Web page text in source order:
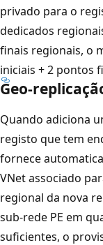
privado para o
dedicados
finais regionais, o
iniciais + 2 pontos
Geo-
Quando adiciona
registo que tem
fornece
VNet associado
regional da nova
sub-rede PE em
suficientes, o